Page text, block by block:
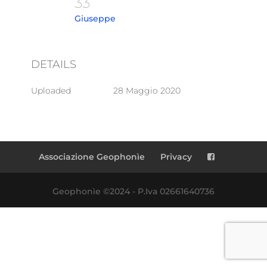
Giuseppe
DETAILS
Uploaded 28 Maggio 2020
Associazione Geophonìe Privacy
Geophonìe ©2024 - P.Iva 02661640736